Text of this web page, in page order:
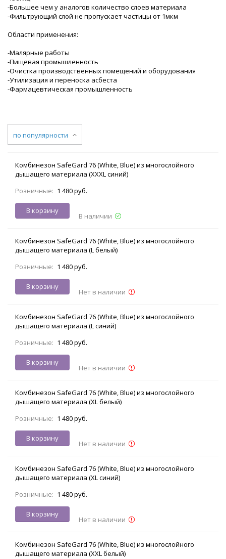
-Большее чем у аналогов количество слоев материала
-Фильтрующий слой не пропускает частицы от 1мкм
Области применения:
-Малярные работы
-Пищевая промышленность
-Очистка производственных помещений и оборудования
-Утилизация и переноска асбеста
-Фармацевтическая промышленность
по популярности
Комбинезон SafeGard 76 (White, Blue) из многослойного
дышащего материала (XXXL синий)
Розничные: 1 480 руб.
В корзину
В наличии
Комбинезон SafeGard 76 (White, Blue) из многослойного
дышащего материала (L белый)
Розничные: 1 480 руб.
В корзину
Нет в наличии
Комбинезон SafeGard 76 (White, Blue) из многослойного
дышащего материала (L синий)
Розничные: 1 480 руб.
В корзину
Нет в наличии
Комбинезон SafeGard 76 (White, Blue) из многослойного
дышащего материала (XL белый)
Розничные: 1 480 руб.
В корзину
Нет в наличии
Комбинезон SafeGard 76 (White, Blue) из многослойного
дышащего материала (XL синий)
Розничные: 1 480 руб.
В корзину
Нет в наличии
Комбинезон SafeGard 76 (White, Blue) из многослойного
дышащего материала (XXL белый)